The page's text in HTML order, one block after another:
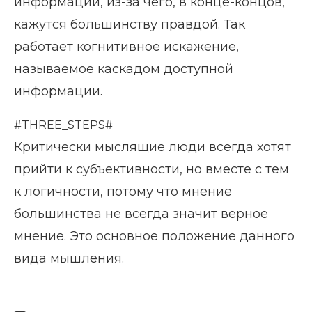
кажутся большинству правдой. Так
работает когнитивное искажение,
называемое каскадом доступной
информации.
#THREE_STEPS#
Критически мыслящие люди всегда хотят
прийти к субъективности, но вместе с тем
к логичности, потому что мнение
большинства не всегда значит верное
мнение. Это основное положение данного
вида мышления.